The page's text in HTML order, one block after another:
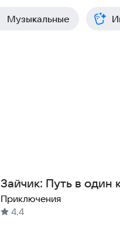
Музыкальные
Зайчик: Путь в один
(Эпизод 1 - 5)
Приключения
4,4